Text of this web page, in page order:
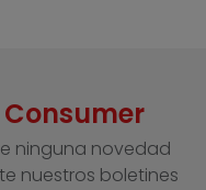
Consumer
ninguna novedad
nuestros boletines